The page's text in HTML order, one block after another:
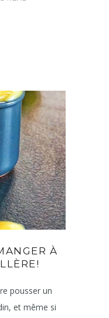
À
pousser un
et même si